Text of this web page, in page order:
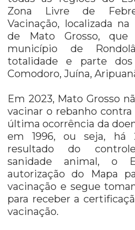
Zona Livre de
Vacinação, localizada
de Mato Grosso, que
município de
totalidade e parte
Comodoro, Juína,
Em 2023, Mato Grosso
vacinar o rebanho
última ocorrência da
em 1996, ou seja, há
resultado do
sanidade animal, o
autorização do Mapa
vacinação e segue
para receber a
vacinação.